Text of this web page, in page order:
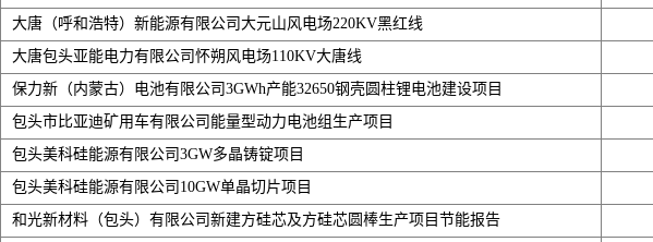
大唐（呼和浩特）新能源有限公司大元山风电场220KV黑红线
大唐包头亚能电力有限公司怀朔风电场110KV大唐线
保力新（内蒙古）电池有限公司3GWh产能32650钢壳圆柱锂电池建设项目
包头市比亚迪矿用车有限公司能量型动力电池组生产项目
包头美科硅能源有限公司3GW多晶铸锭项目
包头美科硅能源有限公司10GW单晶切片项目
和光新材料（包头）有限公司新建方硅芯及方硅芯圆棒生产项目节能报告